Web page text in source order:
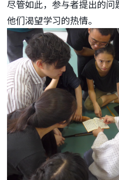
尽管如此，参与者提出的
他们渴望学习的热情。